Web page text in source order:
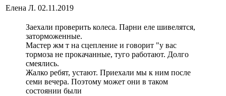
Елена Л. 02.11.2019
Заехали проверить колеса. Парни еле шивелятся,
заторможенные.
Мастер жм т на сцепление и говорит "у вас
тормоза не прокачанные, туго работают. Долго
смеялись.
Жалко ребят, устают. Приехали мы к ним после
семи вечера. Поэтому может они в таком
состоянии были